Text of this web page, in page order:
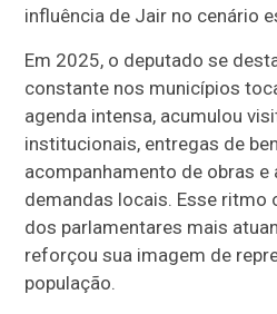
influência de Jair no cenário
Em 2025, o deputado se
constante nos municípios
agenda intensa, acumulou
institucionais, entregas de
acompanhamento de obras
demandas locais. Esse ritmo
dos parlamentares mais
reforçou sua imagem de
população.